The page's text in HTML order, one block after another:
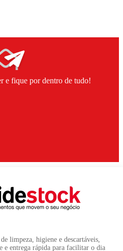
e fique por dentro de tudo!
limpeza, higiene e descartáveis,
e entrega rápida para facilitar o dia